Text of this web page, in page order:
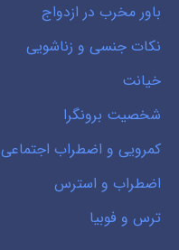
باور مخرب در ازدواج
نکات جنسی و زناشویی
خیانت
شخصیت برونگرا
کمرویی و اضطراب اجتماعی
اضطراب و استرس
ترس و فوبیا